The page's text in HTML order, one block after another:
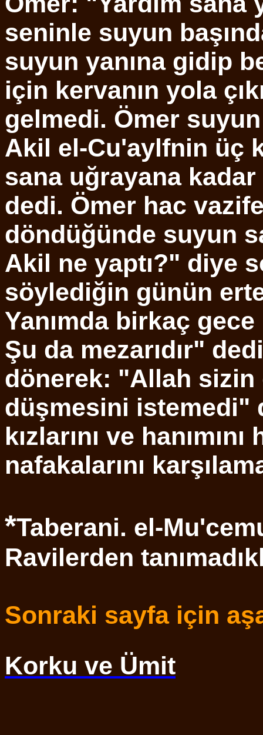
seninle suyun
suyun yanına gidip
için kervanın yola
gelmedi. Ömer
Akil el-Cu'aylfnin üç
sana uğrayana kadar
dedi. Ömer hac
döndüğünde suyun
Akil ne yaptı?" diye
söylediğin günün
Yanımda birkaç
Şu da mezarıdır"
dönerek: "Allah
düşmesini istemedi"
kızlarını ve
nafakalarını
*Taberani. el-
Ravilerden
Sonraki sayfa için
Korku ve Ümit